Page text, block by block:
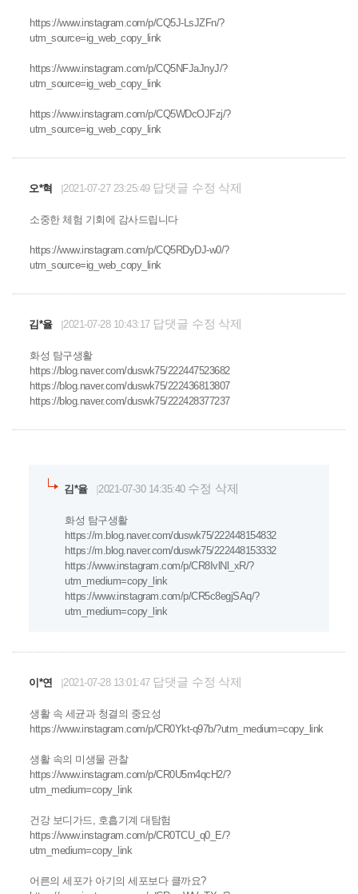
https://www.instagram.com/p/CQ5J-LsJZFn/?
utm_source=ig_web_copy_link
https://www.instagram.com/p/CQ5NFJaJnyJ/?
utm_source=ig_web_copy_link
https://www.instagram.com/p/CQ5WDcOJFzj/?
utm_source=ig_web_copy_link
오*혁 2021-07-27 23:25:49 답댓글 수정 삭제
소중한 체험 기회에 감사드립니다
https://www.instagram.com/p/CQ5RDyDJ-w0/?
utm_source=ig_web_copy_link
김*율 2021-07-28 10:43:17 답댓글 수정 삭제
화성 탐구생활
https://blog.naver.com/duswk75/222447523682
https://blog.naver.com/duswk75/222436813807
https://blog.naver.com/duswk75/222428377237
김*율 2021-07-30 14:35:40 수정 삭제
화성 탐구생활
https://m.blog.naver.com/duswk75/222448154832
https://m.blog.naver.com/duswk75/222448153332
https://www.instagram.com/p/CR8IvlNl_xR/?
utm_medium=copy_link
https://www.instagram.com/p/CR5c8egjSAq/?
utm_medium=copy_link
이*연 2021-07-28 13:01:47 답댓글 수정 삭제
생활 속 세균과 청결의 중요성
https://www.instagram.com/p/CR0Ykt-q97b/?utm_medium=copy_link
생활 속의 미생물 관찰
https://www.instagram.com/p/CR0U5m4qcH2/?
utm_medium=copy_link
건강 보디가드, 호흡기계 대탐험
https://www.instagram.com/p/CR0TCU_q0_E/?
utm_medium=copy_link
어른의 세포가 아기의 세포보다 클까요?